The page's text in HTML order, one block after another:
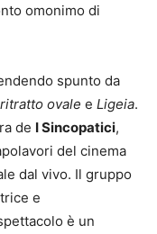
omonimo di
spunto da
ovale e Ligeia.
de I Sincopatici,
del cinema
dal vivo. Il gruppo
e
è un